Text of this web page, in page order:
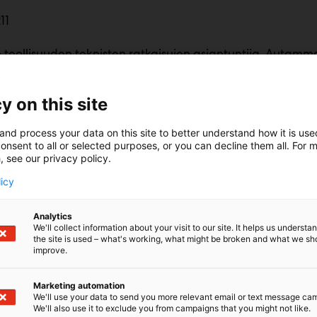
teollisuuden teknisten ratkaisujen asiantuntija.
varmistamaan, että ratkaisut toimivat käytännössä
joka kattaa mittaus- ja anturiratkaisut,
ja pneumatiikan sekä sähköiset
varmuutta päätöksiin, sujuvampaa käyttöönottoa ja
ratkaisu on oikein mitoitettu alusta alkaen, säästyy
toimii kuten pitää.
on this site
process your data on this site to better understand how it is
to all or selected purposes, or you can decline them all. For
see our privacy policy.
Analytics
We'll collect information about your visit to our site. It helps us
the site is used – what's working, what might be broken and what we
improve.
Marketing automation
We'll use your data to send you more relevant email or text message
We'll also use it to exclude you from campaigns that you might not like.